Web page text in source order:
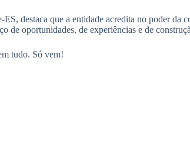
destaca que a entidade acredita no poder da
de oportunidades, de experiências e de
tudo. Só vem!